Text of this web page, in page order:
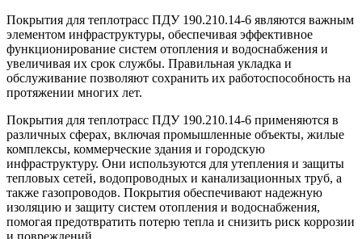
Покрытия для теплотрасс ПДУ 190.210.14-6 являются важным
элементом инфраструктуры, обеспечивая эффективное
функционирование систем отопления и водоснабжения и
увеличивая их срок службы. Правильная укладка и
обслуживание позволяют сохранить их работоспособность на
протяжении многих лет.
Покрытия для теплотрасс ПДУ 190.210.14-6 применяются в
различных сферах, включая промышленные объекты, жилые
комплексы, коммерческие здания и городскую
инфраструктуру. Они используются для утепления и защиты
тепловых сетей, водопроводных и канализационных труб, а
также газопроводов. Покрытия обеспечивают надежную
изоляцию и защиту систем отопления и водоснабжения,
помогая предотвратить потерю тепла и снизить риск коррозии
и повреждений.